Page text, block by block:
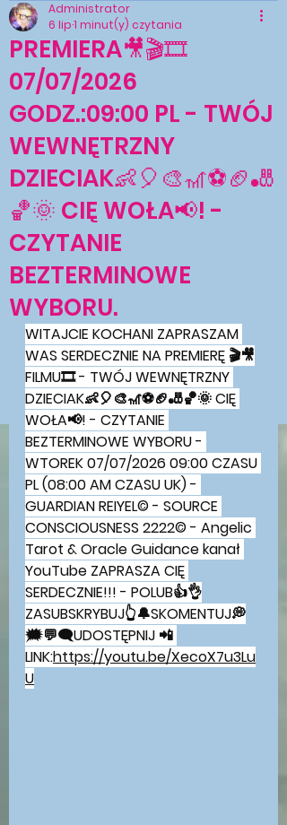
PREMIERA🎥🎬🎞
07/07/2026
GODZ.:09:00 PL - TWÓJ
WEWNĘTRZNY
DZIECIAK👶🎈🎨🎢⚽🏈🎳
🏀🌞 CIĘ WOŁA📢! -
CZYTANIE
BEZTERMINOWE
WYBORU.
Administrator
6 lip1 minut(y) czytania
WITAJCIE KOCHANI ZAPRASZAM
WAS SERDECZNIE NA PREMIERĘ 🎬🎥
FILMU🎞 - TWÓJ WEWNĘTRZNY
DZIECIAK👶🎈🎨🎢⚽🏈🎳🏀🌞 CIĘ
WOŁA📢! - CZYTANIE
BEZTERMINOWE WYBORU -
WTOREK 07/07/2026 09:00 CZASU
PL (08:00 AM CZASU UK) -
GUARDIAN REIYEL© - SOURCE
CONSCIOUSNESS 2222© - Angelic
Tarot & Oracle Guidance kanał
YouTube ZAPRASZA CIĘ
SERDECZNIE!!! - POLUB👍👌
ZASUBSKRYBUJ👆🔔SKOMENTUJ💭
🗯💬🗨UDOSTĘPNIJ 📲
LINK:https://youtu.be/XecoX7u3Lu
U